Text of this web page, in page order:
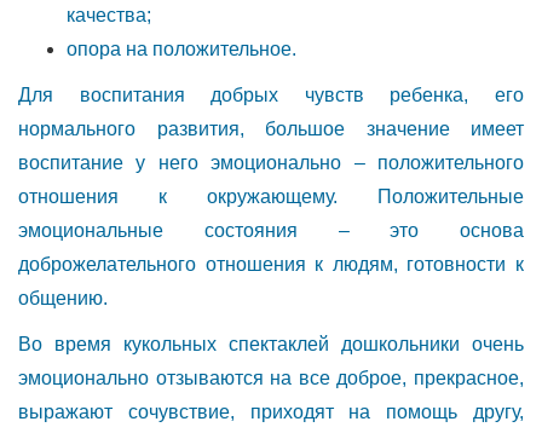
качества;
опора на положительное.
Для воспитания добрых чувств ребенка, его
нормального развития, большое значение имеет
воспитание у него эмоционально – положительного
отношения к окружающему. Положительные
эмоциональные состояния – это основа
доброжелательного отношения к людям, готовности к
общению.
Во время кукольных спектаклей дошкольники очень
эмоционально отзываются на все доброе, прекрасное,
выражают сочувствие, приходят на помощь другу,